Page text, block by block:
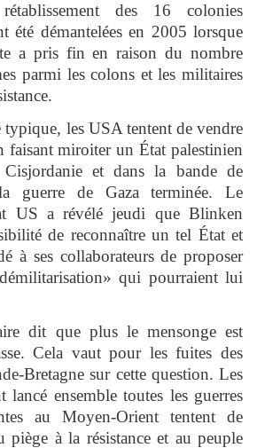
des 16 colonies
été démantelées en 2005 lorsque
a pris fin en raison du nombre
parmi les colons et les militaires
les USA tentent de vendre
faisant miroiter un État palestinien
Cisjordanie et dans la bande de
guerre de Gaza terminée. Le
US a révélé jeudi que Blinken
de reconnaître un tel État et
à ses collaborateurs de proposer
qui pourraient lui
dit que plus le mensonge est
Cela vaut pour les fuites des
Bretagne sur cette question. Les
ensemble toutes les guerres
au Moyen-Orient tentent de
piège à la résistance et au peuple